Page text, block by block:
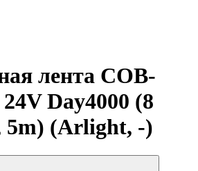
лента COB-
Day4000 (8
5m) (Arlight, -)